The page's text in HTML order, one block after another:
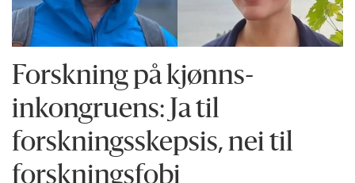
Forskning på kjønns­
inkongruens: Ja til
forskningsskepsis, nei til
forskningsfobi